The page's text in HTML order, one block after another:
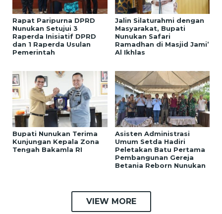
Rapat Paripurna DPRD
Nunukan Setujui 3
Raperda Inisiatif DPRD
dan 1 Raperda Usulan
Pemerintah
Jalin Silaturahmi dengan
Masyarakat, Bupati
Nunukan Safari
Ramadhan di Masjid Jami’
Al Ikhlas
Bupati Nunukan Terima
Kunjungan Kepala Zona
Tengah Bakamla RI
Asisten Administrasi
Umum Setda Hadiri
Peletakan Batu Pertama
Pembangunan Gereja
Betania Reborn Nunukan
VIEW MORE